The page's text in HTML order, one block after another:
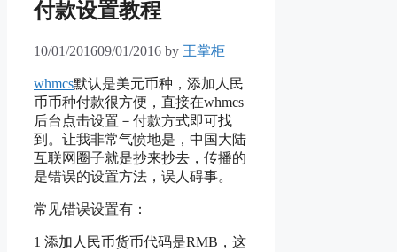
付款设置教程
10/01/201609/01/2016 by 王掌柜
whmcs默认是美元币种，添加人民
币币种付款很方便，直接在whmcs
后台点击设置－付款方式即可找
到。让我非常气愤地是，中国大陆
互联网圈子就是抄来抄去，传播的
是错误的设置方法，误人碍事。
常见错误设置有：
1 添加人民币货币代码是RMB，这